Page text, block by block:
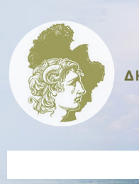
content
sidebar
sidebar
footer